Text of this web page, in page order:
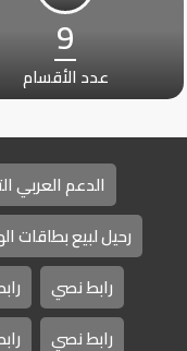
9
عدد الأقسام
الدعم العربي
رحيل لبيع بطاقات
رابط نصي
رابط نصي